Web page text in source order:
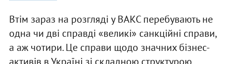
Втім зараз на розгляді у ВАКС перебувають не
одна чи дві справді «великі» санкційні справи,
а аж чотири. Це справи щодо значних бізнес-
активів в Україні зі складною структурою